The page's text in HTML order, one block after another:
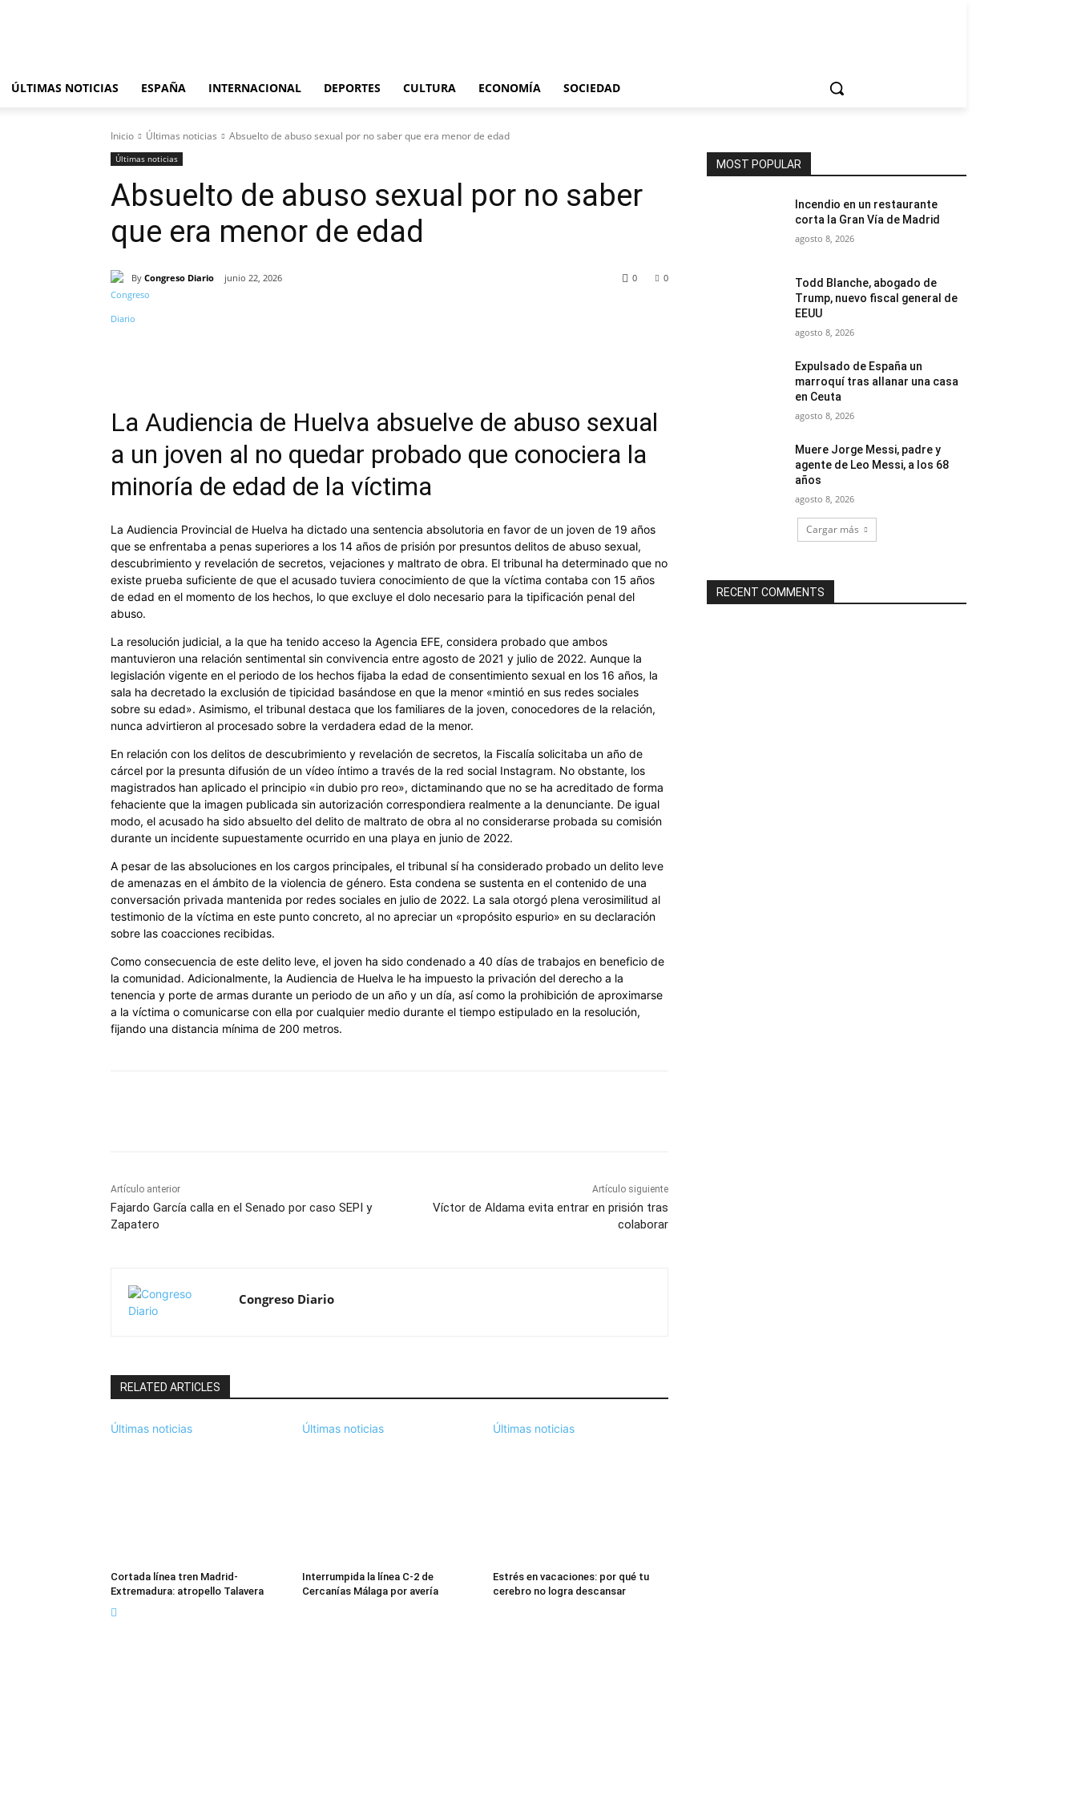
ÚLTIMAS NOTICIAS ESPAÑA INTERNACIONAL DEPORTES CULTURA ECONOMÍA SOCIEDAD
Inicio Últimas noticias Absuelto de abuso sexual por no saber que era menor de edad
Últimas noticias
Absuelto de abuso sexual por no saber
que era menor de edad
By Congreso Diario junio 22, 2026 0
0
La Audiencia de Huelva absuelve de abuso sexual
a un joven al no quedar probado que conociera la
minoría de edad de la víctima
La Audiencia Provincial de Huelva ha dictado una sentencia absolutoria en favor de un joven de 19 años
que se enfrentaba a penas superiores a los 14 años de prisión por presuntos delitos de abuso sexual,
descubrimiento y revelación de secretos, vejaciones y maltrato de obra. El tribunal ha determinado que no
existe prueba suficiente de que el acusado tuviera conocimiento de que la víctima contaba con 15 años
de edad en el momento de los hechos, lo que excluye el dolo necesario para la tipificación penal del
abuso.
La resolución judicial, a la que ha tenido acceso la Agencia EFE, considera probado que ambos
mantuvieron una relación sentimental sin convivencia entre agosto de 2021 y julio de 2022. Aunque la
legislación vigente en el periodo de los hechos fijaba la edad de consentimiento sexual en los 16 años, la
sala ha decretado la exclusión de tipicidad basándose en que la menor «mintió en sus redes sociales
sobre su edad». Asimismo, el tribunal destaca que los familiares de la joven, conocedores de la relación,
nunca advirtieron al procesado sobre la verdadera edad de la menor.
En relación con los delitos de descubrimiento y revelación de secretos, la Fiscalía solicitaba un año de
cárcel por la presunta difusión de un vídeo íntimo a través de la red social Instagram. No obstante, los
magistrados han aplicado el principio «in dubio pro reo», dictaminando que no se ha acreditado de forma
fehaciente que la imagen publicada sin autorización correspondiera realmente a la denunciante. De igual
modo, el acusado ha sido absuelto del delito de maltrato de obra al no considerarse probada su comisión
durante un incidente supuestamente ocurrido en una playa en junio de 2022.
A pesar de las absoluciones en los cargos principales, el tribunal sí ha considerado probado un delito leve
de amenazas en el ámbito de la violencia de género. Esta condena se sustenta en el contenido de una
conversación privada mantenida por redes sociales en julio de 2022. La sala otorgó plena verosimilitud al
testimonio de la víctima en este punto concreto, al no apreciar un «propósito espurio» en su declaración
sobre las coacciones recibidas.
Como consecuencia de este delito leve, el joven ha sido condenado a 40 días de trabajos en beneficio de
la comunidad. Adicionalmente, la Audiencia de Huelva le ha impuesto la privación del derecho a la
tenencia y porte de armas durante un periodo de un año y un día, así como la prohibición de aproximarse
a la víctima o comunicarse con ella por cualquier medio durante el tiempo estipulado en la resolución,
fijando una distancia mínima de 200 metros.
Artículo anterior
Fajardo García calla en el Senado por caso SEPI y
Zapatero
Artículo siguiente
Víctor de Aldama evita entrar en prisión tras
colaborar
Congreso Diario
RELATED ARTICLES
Últimas noticias
Cortada línea tren Madrid-
Extremadura: atropello Talavera
Últimas noticias
Interrumpida la línea C-2 de
Cercanías Málaga por avería
Últimas noticias
Estrés en vacaciones: por qué tu
cerebro no logra descansar
MOST POPULAR
Incendio en un restaurante
corta la Gran Vía de Madrid
agosto 8, 2026
Todd Blanche, abogado de
Trump, nuevo fiscal general de
EEUU
agosto 8, 2026
Expulsado de España un
marroquí tras allanar una casa
en Ceuta
agosto 8, 2026
Muere Jorge Messi, padre y
agente de Leo Messi, a los 68
años
agosto 8, 2026
Cargar más
RECENT COMMENTS